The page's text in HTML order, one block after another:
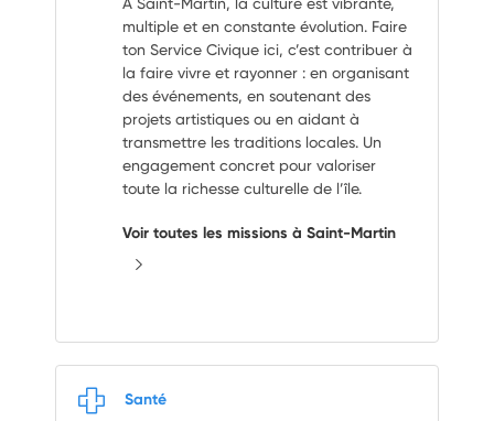
multiple et en constante évolution. Faire
ton Service Civique ici, c’est contribuer à
la faire vivre et rayonner : en organisant
des événements, en soutenant des
projets artistiques ou en aidant à
transmettre les traditions locales. Un
engagement concret pour valoriser
toute la richesse culturelle de l’île.
Voir toutes les missions à Saint-Martin
Santé